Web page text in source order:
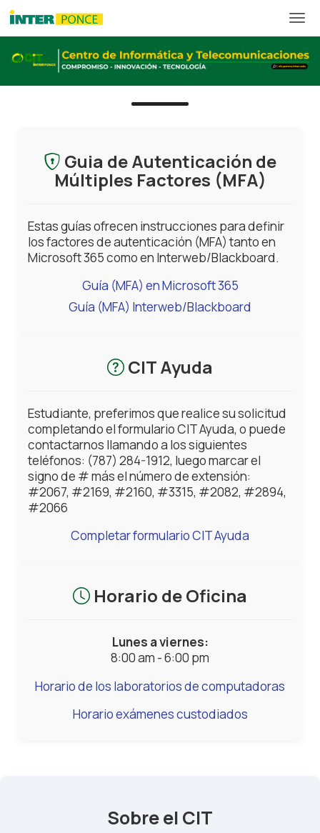
Guia de Autenticación de
Múltiples Factores (MFA)
Estas guías ofrecen instrucciones para definir
los factores de autenticación (MFA) tanto en
Microsoft 365 como en Interweb/Blackboard.
Guía (MFA) en Microsoft 365
Guía (MFA) Interweb/Blackboard
CIT Ayuda
Estudiante, preferimos que realice su solicitud
completando el formulario CIT Ayuda, o puede
contactarnos llamando a los siguientes
teléfonos: (787) 284-1912, luego marcar el
signo de # más el número de extensión:
#2067, #2169, #2160, #3315, #2082, #2894,
#2066
Completar formulario CIT Ayuda
Horario de Oficina
Lunes a viernes:
8:00 am - 6:00 pm
Horario de los laboratorios de computadoras
Horario exámenes custodiados
Sobre el CIT